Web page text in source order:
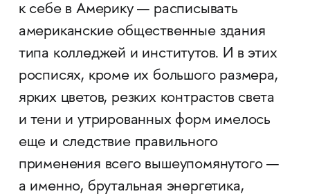
к себе в Америку — расписывать
американские общественные здания
типа колледжей и институтов. И в этих
росписях, кроме их большого размера,
ярких цветов, резких контрастов света
и тени и утрированных форм имелось
еще и следствие правильного
применения всего вышеупомянутого —
а именно, брутальная энергетика,